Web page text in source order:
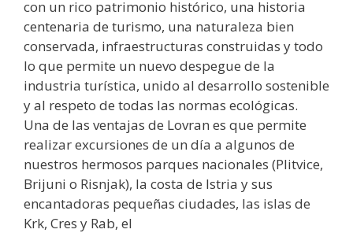
con un rico patrimonio histórico, una historia
centenaria de turismo, una naturaleza bien
conservada, infraestructuras construidas y todo
lo que permite un nuevo despegue de la
industria turística, unido al desarrollo sostenible
y al respeto de todas las normas ecológicas.
Una de las ventajas de Lovran es que permite
realizar excursiones de un día a algunos de
nuestros hermosos parques nacionales (Plitvice,
Brijuni o Risnjak), la costa de Istria y sus
encantadoras pequeñas ciudades, las islas de
Krk, Cres y Rab, el